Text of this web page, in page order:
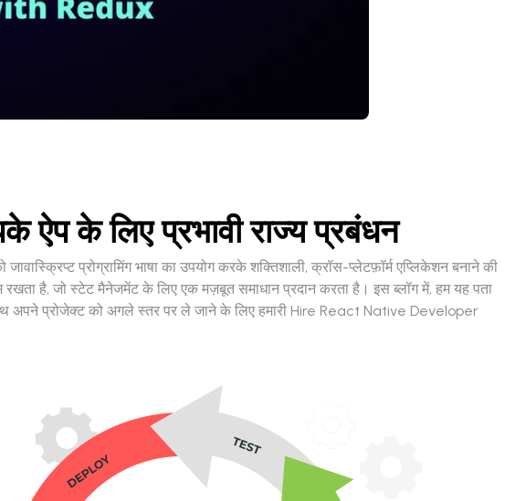
ऐप के लिए प्रभावी राज्य प्रबंधन
प्रोग्रामिंग भाषा का उपयोग करके शक्तिशाली, क्रॉस-प्लेटफ़ॉर्म एप्लिकेशन बनाने की
है, जो स्टेट मैनेजमेंट के लिए एक मज़बूत समाधान प्रदान करता है। इस ब्लॉग में, हम यह पता
प्रोजेक्ट को अगले स्तर पर ले जाने के लिए हमारी Hire React Native Developer